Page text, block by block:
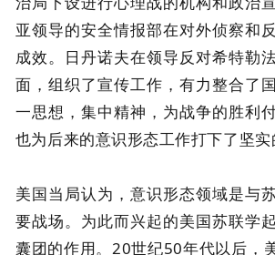
亚领导的安全情报部在对外侦察和
成效。日丹诺夫在领导反对希特勒
面，组织了宣传工作，有力整合了
一思想，集中精神，为战争的胜利
也为后来的意识形态工作打下了坚实
美国当局认为，意识形态领域是与
要战场。为此而兴起的美国苏联学
囊团的作用。20世纪50年代以后，